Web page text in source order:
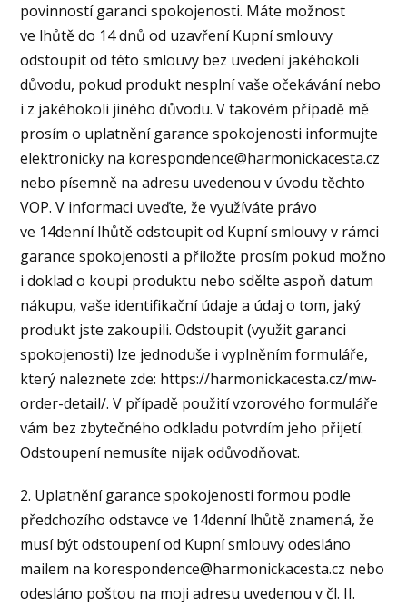
povinností garanci spokojenosti. Máte možnost
ve lhůtě do 14 dnů od uzavření Kupní smlouvy
odstoupit od této smlouvy bez uvedení jakéhokoli
důvodu, pokud produkt nesplní vaše očekávání nebo
i z jakéhokoli jiného důvodu. V takovém případě mě
prosím o uplatnění garance spokojenosti informujte
elektronicky na korespondence@harmonickacesta.cz
nebo písemně na adresu uvedenou v úvodu těchto
VOP. V informaci uveďte, že využíváte právo
ve 14denní lhůtě odstoupit od Kupní smlouvy v rámci
garance spokojenosti a přiložte prosím pokud možno
i doklad o koupi produktu nebo sdělte aspoň datum
nákupu, vaše identifikační údaje a údaj o tom, jaký
produkt jste zakoupili. Odstoupit (využit garanci
spokojenosti) lze jednoduše i vyplněním formuláře,
který naleznete zde: https://harmonickacesta.cz/mw-
order-detail/. V případě použití vzorového formuláře
vám bez zbytečného odkladu potvrdím jeho přijetí.
Odstoupení nemusíte nijak odůvodňovat.
2. Uplatnění garance spokojenosti formou podle
předchozího odstavce ve 14denní lhůtě znamená, že
musí být odstoupení od Kupní smlouvy odesláno
mailem na korespondence@harmonickacesta.cz nebo
odesláno poštou na moji adresu uvedenou v čl. II.